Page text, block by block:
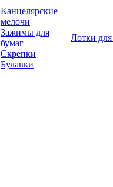
Канцелярские
мелочи
Зажимы для
бумаг
Скрепки
Булавки
Лотки